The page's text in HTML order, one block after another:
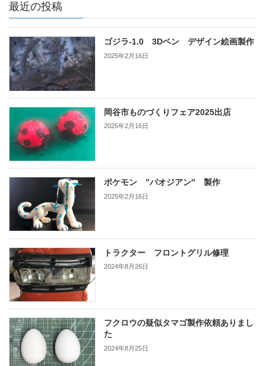
最近の投稿
ゴジラ-1.0 3Dペン デザイン絵画製作
2025年2月16日
岡谷市ものづくりフェア2025出店
2025年2月16日
ポケモン ”パオジアン″ 製作
2025年2月16日
トラクター フロントグリル修理
2024年8月26日
フクロウの疑似タマゴ製作依頼ありまし
た
2024年8月25日